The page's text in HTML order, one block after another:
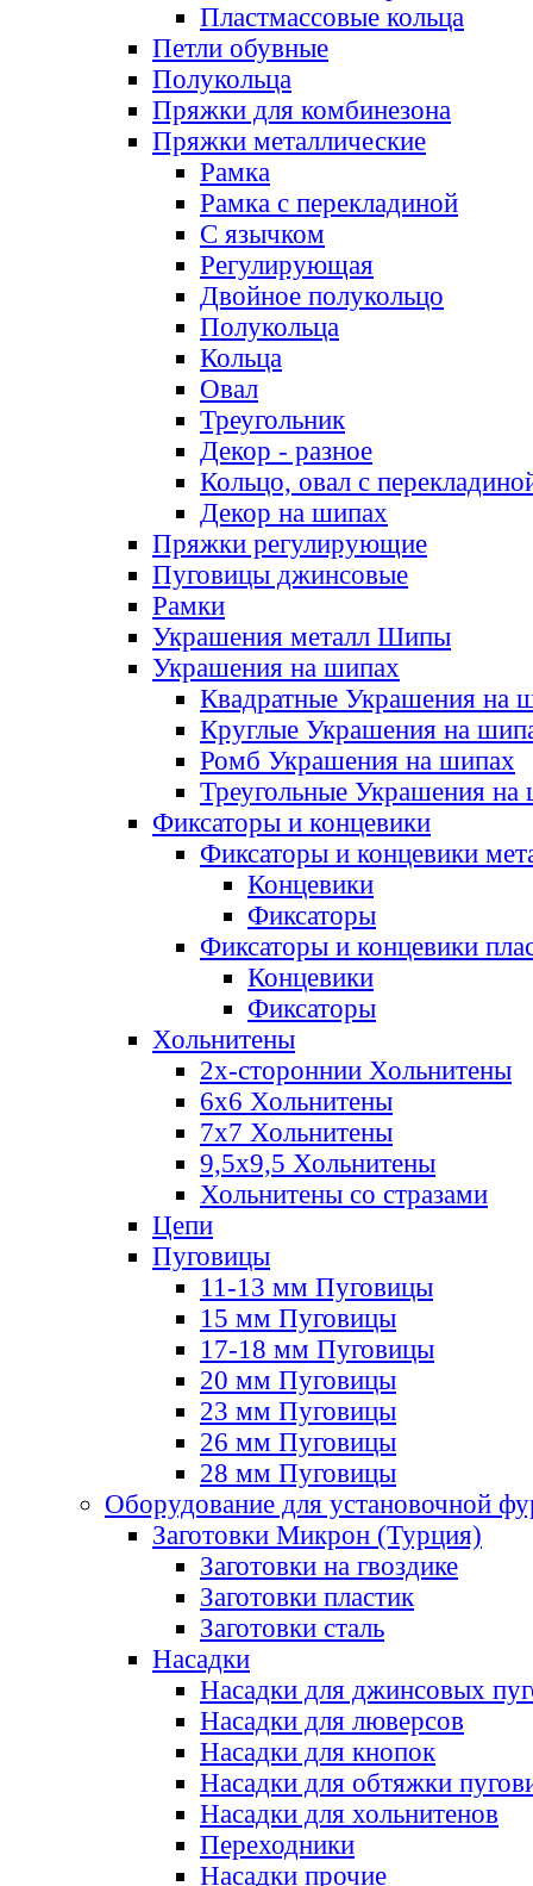
Пластмассовые кольца
Петли обувные
Полукольца
Пряжки для комбинезона
Пряжки металлические
Рамка
Рамка с перекладиной
С язычком
Регулирующая
Двойное полукольцо
Полукольца
Кольца
Овал
Треугольник
Декор - разное
Кольцо, овал с
Декор на шипах
Пряжки регулирующие
Пуговицы джинсовые
Рамки
Украшения металл Шипы
Украшения на шипах
Квадратные Украшения на
Круглые Украшения на
Ромб Украшения на шипах
Треугольные Украшения на
Фиксаторы и концевики
Фиксаторы и концевики
Концевики
Фиксаторы
Фиксаторы и концевики
Концевики
Фиксаторы
Хольнитены
2х-стороннии Хольнитены
6х6 Хольнитены
7х7 Хольнитены
9,5х9,5 Хольнитены
Хольнитены со стразами
Цепи
Пуговицы
11-13 мм Пуговицы
15 мм Пуговицы
17-18 мм Пуговицы
20 мм Пуговицы
23 мм Пуговицы
26 мм Пуговицы
28 мм Пуговицы
Оборудование для установочной
Заготовки Микрон (Турция)
Заготовки на гвоздике
Заготовки пластик
Заготовки сталь
Насадки
Насадки для джинсовых
Насадки для люверсов
Насадки для кнопок
Насадки для обтяжки
Насадки для хольнитенов
Переходники
Насадки прочие